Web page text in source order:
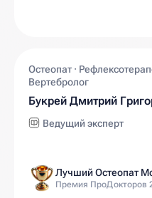
Остеопат ·
Вертебролог
Букрей Дмитрий
Ведущий эксперт
Лучший Остеопат
Премия ПроДокторов